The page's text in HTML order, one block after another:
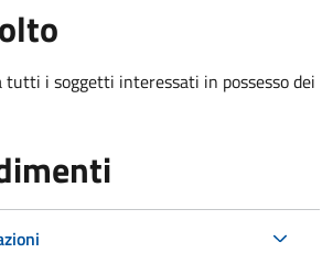
tutti i soggetti interessati in possesso dei